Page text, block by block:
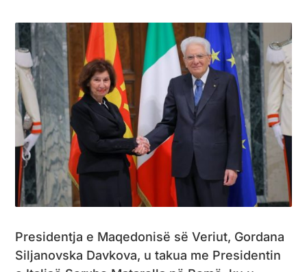
Presidentja e Maqedonisë së Veriut, Gordana
Siljanovska Davkova, u takua me Presidentin